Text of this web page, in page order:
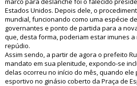
Estados Unidos. Depois dele, o
mundial, funcionando como uma espécie
governantes e ponto de partida para a
que, desta forma, poderiam estar imunes
repúdio.
Assim sendo, a partir de agora o prefeito
mandato em sua plenitude, expondo-se
delas ocorreu no início do mês, quando
esportivo no ginásio coberto da Praça de